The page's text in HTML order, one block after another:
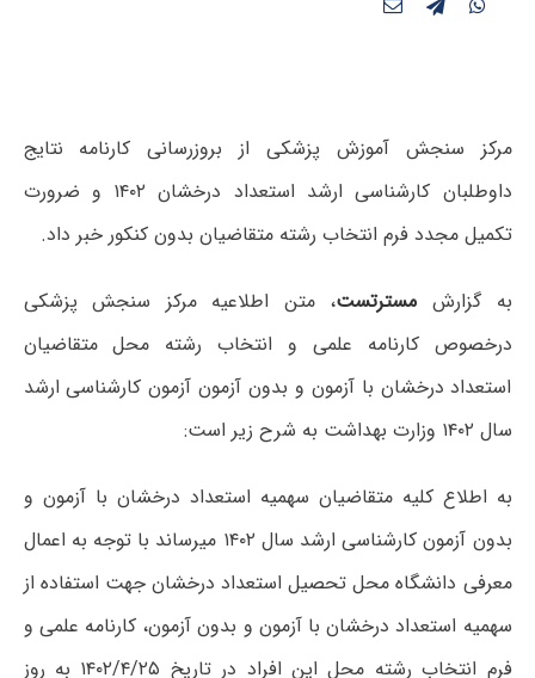
مرکز سنجش آموزش پزشکی از بروزرسانی کارنامه نتایج
داوطلبان کارشناسی ارشد استعداد درخشان ۱۴۰۲ و ضرورت
تکمیل مجدد فرم انتخاب رشته متقاضیان بدون کنکور خبر داد.
به گزارش مسترتست، متن اطلاعیه مرکز سنجش پزشکی
درخصوص کارنامه علمی و انتخاب رشته محل متقاضیان
استعداد درخشان با آزمون و بدون آزمون آزمون کارشناسی ارشد
سال ۱۴۰۲ وزارت بهداشت به شرح زیر است:
به اطلاع کلیه متقاضیان سهمیه استعداد درخشان با آزمون و
بدون آزمون کارشناسی ارشد سال ۱۴۰۲ میرساند با توجه به اعمال
معرفی دانشگاه محل تحصیل استعداد درخشان جهت استفاده از
سهمیه استعداد درخشان با آزمون و بدون آزمون، کارنامه علمی و
فرم انتخاب رشته محل این افراد در تاریخ ۱۴۰۲/۴/۲۵ به روز